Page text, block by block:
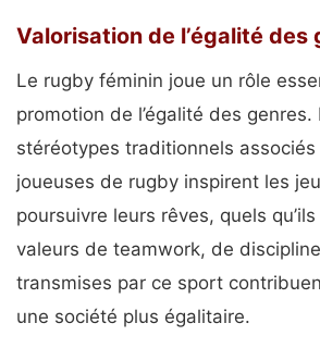
Belle journée et une belle
toutes les joueuses de
toutes les sportives !
#Mobilize
pic.twitter.com/
— Mobilize
January 24, 2024
Valorisation de l’égalité des
Le rugby féminin joue un rôle
promotion de l’égalité des genres.
stéréotypes traditionnels
joueuses de rugby inspirent les
poursuivre leurs rêves, quels
valeurs de teamwork, de
transmises par ce sport
une société plus égalitaire.